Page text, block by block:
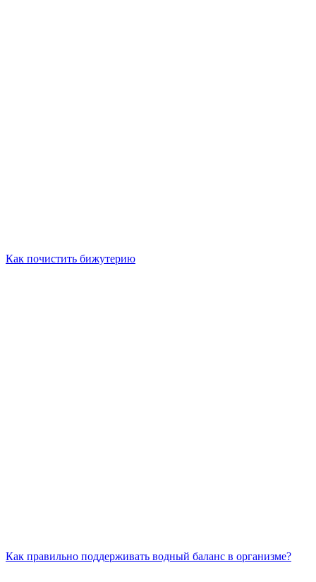
Как почистить бижутерию
Как правильно поддерживать водный баланс в организме?